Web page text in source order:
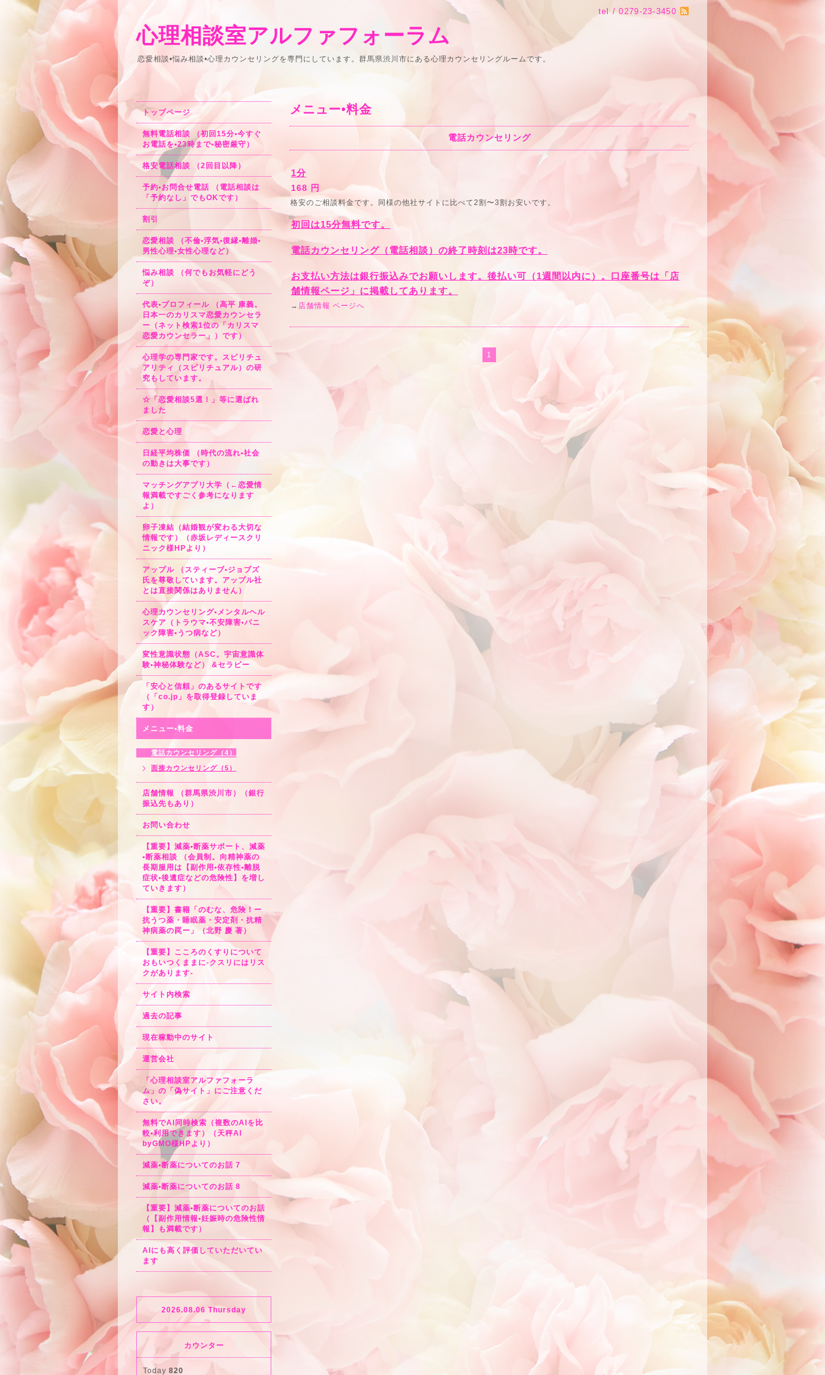
tel / 0279-23-3450
心理相談室アルファフォーラム
恋愛相談•悩み相談•心理カウンセリングを専門にしています。群馬県渋川市にある心理カウンセリングルームです。
メニュー•料金
電話カウンセリング
1分
168 円
格安のご相談料金です。同様の他社サイトに比べて2割〜3割お安いです。
初回は15分無料です。
電話カウンセリング（電話相談）の終了時刻は23時です。
お支払い方法は銀行振込みでお願いします。後払い可（1週間以内に）。口座番号は「店
舗情報ページ」に掲載してあります。
→ 店舗情報 ページへ
1
トップページ
無料電話相談 （初回15分•今すぐ
お電話を•23時まで•秘密厳守）
格安電話相談 （2回目以降）
予約•お問合せ電話 （電話相談は
「予約なし」でもOKです）
割引
恋愛相談 （不倫•浮気•復縁•離婚•
男性心理•女性心理など）
悩み相談 （何でもお気軽にどう
ぞ）
代表•プロフィール （高平 康義。
日本一のカリスマ恋愛カウンセラ
ー（ネット検索1位の「カリスマ
恋愛カウンセラー」）です）
心理学の専門家です。スピリチュ
アリティ（スピリチュアル）の研
究もしています。
☆「恋愛相談5選！」等に選ばれ
ました
恋愛と心理
日経平均株価 （時代の流れ•社会
の動きは大事です）
マッチングアプリ大学（←恋愛情
報満載ですごく参考になります
よ）
卵子凍結（結婚観が変わる大切な
情報です）（赤坂レディースクリ
ニック様HPより）
アップル （スティーブ•ジョブズ
氏を尊敬しています。アップル社
とは直接関係はありません）
心理カウンセリング•メンタルヘル
スケア（トラウマ•不安障害•パニ
ック障害•うつ病など）
変性意識状態（ASC。宇宙意識体
験•神秘体験など） &セラピー
「安心と信頼」のあるサイトです
（「co.jp」を取得登録していま
す）
メニュー•料金
電話カウンセリング（4）
面接カウンセリング（5）
店舗情報 （群馬県渋川市）（銀行
振込先もあり）
お問い合わせ
【重要】減薬•断薬サポート、減薬
•断薬相談 （会員制。向精神薬の
長期服用は【副作用•依存性•離脱
症状•後遺症などの危険性】を増し
ていきます）
【重要】書籍「のむな、危険！ー
抗うつ薬・睡眠薬・安定剤・抗精
神病薬の罠ー」（北野 慶 著）
【重要】こころのくすりについて
おもいつくままに-クスリにはリス
クがあります-
サイト内検索
過去の記事
現在稼動中のサイト
運営会社
「心理相談室アルファフォーラ
ム」の「偽サイト」にご注意くだ
さい。
無料でAI同時検索（複数のAIを比
較•利用できます）（天秤AI
byGMO様HPより）
減薬•断薬についてのお話 7
減薬•断薬についてのお話 8
【重要】減薬•断薬についてのお話
（【副作用情報•妊娠時の危険性情
報】も満載です）
AIにも高く評価していただいてい
ます
2026.08.06 Thursday
カウンター
Today 820